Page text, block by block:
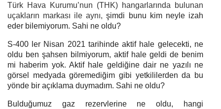
Türk Hava Kurumu’nun (THK) hangarlarında bulunan
uçakların markası ile aynı,şimdi bunu kim neyle izah
eder bilemiyorum. Sahi ne oldu?
S-400 ler Nisan 2021 tarihinde aktif hale gelecekti, ne
oldu ben şahsen bilmiyorum, aktif hale geldi de benim
mi haberim yok. Aktif hale geldiğine dair ne yazılı ne
görsel medyada göremediğim gibi yetkililerden da bu
yönde bir açıklama duymadım. Sahi ne oldu?
Bulduğumuz gaz rezervlerine ne oldu, hangi